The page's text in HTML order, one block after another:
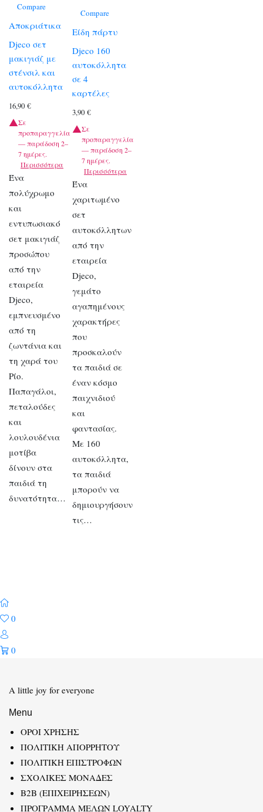
Compare
Αποκριάτικα
Djeco σετ
μακιγιάζ με
στένσιλ και
αυτοκόλλητα
16,90 €
Σε
προπαραγγελία
— παράδοση 2–
7 ημέρες.
Περισσότερα
Ένα
πολύχρωμο
και
εντυπωσιακό
σετ μακιγιάζ
προσώπου
από την
εταιρεία
Djeco,
εμπνευσμένο
από τη
ζωντάνια και
τη χαρά του
Ρίο.
Παπαγάλοι,
πεταλούδες
και
λουλουδένια
μοτίβα
δίνουν στα
παιδιά τη
δυνατότητα…
Compare
Είδη πάρτυ
Djeco 160
αυτοκόλλητα
σε 4
καρτέλες
3,90€
Σε
προπαραγγελία
— παράδοση 2–
7 ημέρες.
Περισσότερα
Ένα
χαριτωμένο
σετ
αυτοκόλλητων
από την
εταιρεία
Djeco,
γεμάτο
αγαπημένους
χαρακτήρες
που
προσκαλούν
τα παιδιά σε
έναν κόσμο
παιχνιδιού
και
φαντασίας.
Με 160
αυτοκόλλητα,
τα παιδιά
μπορούν να
δημιουργήσουν
τις…
0
0
A little joy for everyone
Menu
ΟΡΟΙ ΧΡΗΣΗΣ
ΠΟΛΙΤΙΚΗ ΑΠΟΡΡΗΤΟΥ
ΠΟΛΙΤΙΚΗ ΕΠΙΣΤΡΟΦΩΝ
ΣΧΟΛΙΚΕΣ ΜΟΝΑΔΕΣ
B2B (ΕΠΙΧΕΙΡΗΣΕΩΝ)
ΠΡΟΓΡΑΜΜΑ ΜΕΛΩΝ LOYALTY